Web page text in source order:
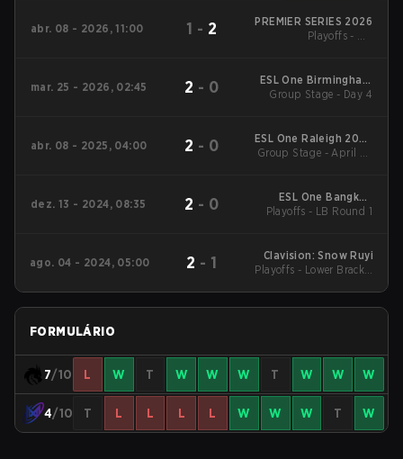
abr. 08 - 2026, 11:00 1 - 2
PREMIER SERIES 2026
Playoffs - UB
mar. 25 - 2026, 02:45 2 - 0
ESL One Birmingham
2026
Group Stage - Day 4
abr. 08 - 2025, 04:00 2 - 0
ESL One Raleigh 2025
Main Tournament
Group Stage - April 8 -
dez. 13 - 2024, 08:35 2 - 0
ESL One Bangkok
2024 Main
Playoffs - LB Round 1
ago. 04 - 2024, 05:00 2 - 1
Clavision: Snow Ruyi
Playoffs - Lower Bracket
FORMULÁRIO
7/10 L W T W W W T W W W
4/10 T L L L L W W W T W